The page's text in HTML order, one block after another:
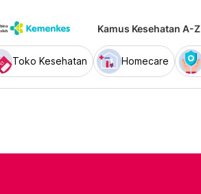
Kamus Kesehatan A-Z
Toko Kesehatan Homecare